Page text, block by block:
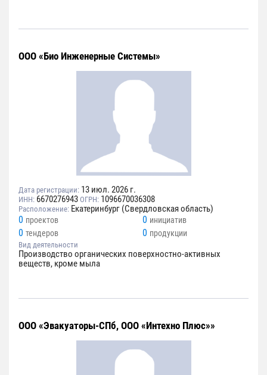
ООО «Био Инженерные Системы»
Дата регистрации: 13 июл. 2026 г.
ИНН: 6670276943 ОГРН: 1096670036308
Расположение: Екатеринбург (Свердловская область)
0 проектов 0 инициатив
0 тендеров 0 продукции
Вид деятельности
Производство органических поверхностно-активных
веществ, кроме мыла
ООО «Эвакуаторы-СПб, ООО «Интехно Плюс»»